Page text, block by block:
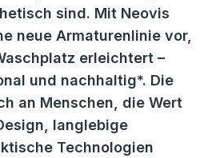
sind. Mit Neovis
neue Armaturenlinie vor,
erleichtert –
und nachhaltig*. Die
an Menschen, die Wert
langlebige
Technologien